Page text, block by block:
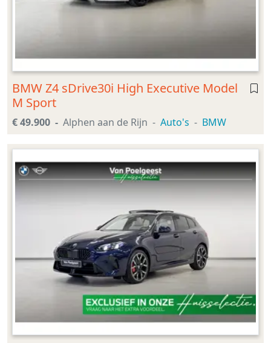
BMW Z4 sDrive30i High Executive Model
M Sport
€ 49.900 Alphen aan de Rijn Auto's BMW